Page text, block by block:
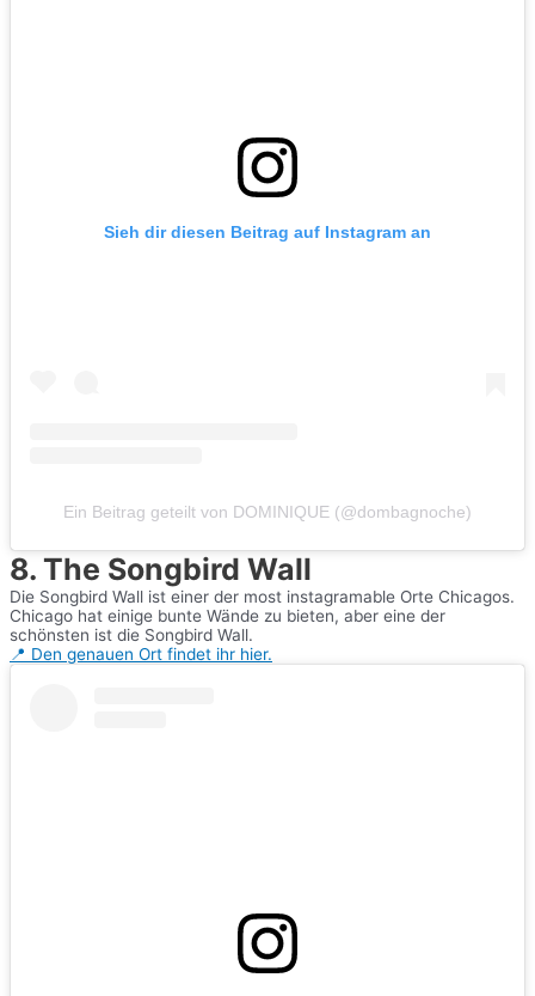
Sieh dir diesen Beitrag auf Instagram an
Ein Beitrag geteilt von DOMINIQUE (@dombagnoche)
8. The Songbird Wall
Die Songbird Wall ist einer der most instagramable Orte Chicagos.
Chicago hat einige bunte Wände zu bieten, aber eine der
schönsten ist die Songbird Wall.
📍 Den genauen Ort findet ihr hier.